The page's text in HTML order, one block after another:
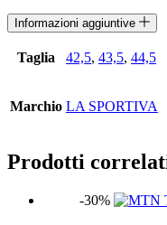
Informazioni aggiuntive
Taglia 42,5, 43,5, 44,5
Marchio LA SPORTIVA
Prodotti
-30%